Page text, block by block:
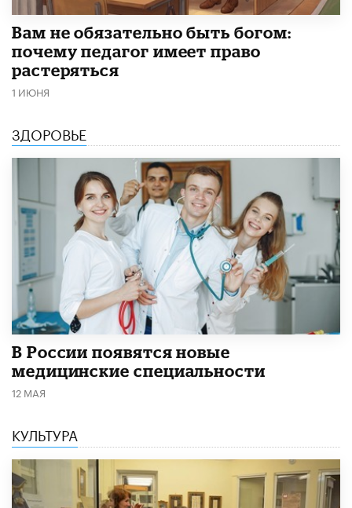
​Вам не обязательно быть богом:
почему педагог имеет право
растеряться
1 ИЮНЯ
ЗДОРОВЬЕ
В России появятся новые
медицинские специальности
12 МАЯ
КУЛЬТУРА